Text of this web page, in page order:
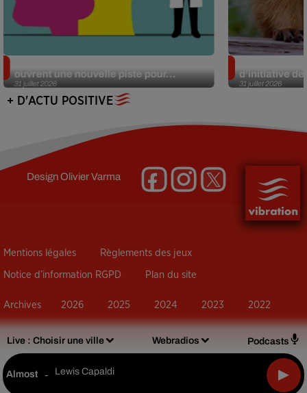
Live : Choisir une ville Webradios Podcasts
Almost - Lewis Capaldi
31 juillet 2026
ouvrent une nouvelle piste pour...
31 juillet 2026
d’initiative
+ D'ACTU POSITIVE
DesignOlivier Varma
Mentions légales Règlements des jeux
Notice d’information RGPD Plan du site
Archives 2026 2025 2024 2023 2022